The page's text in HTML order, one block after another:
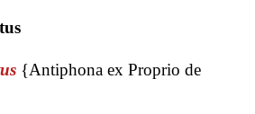
{Antiphona ex Proprio de